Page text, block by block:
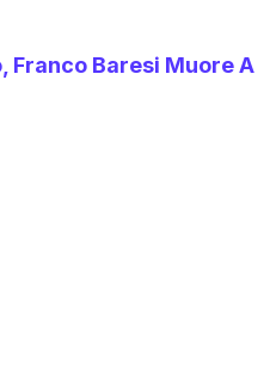
Franco Baresi Muore A